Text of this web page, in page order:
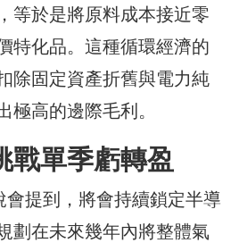
等於是將原料成本接近零
特化品。這種循環經濟的
除固定資產折舊與電力純
極高的邊際毛利。
戰單季虧轉盈
會提到，將會持續鎖定半導
劃在未來幾年內將整體氣